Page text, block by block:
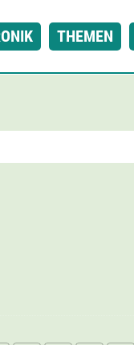
THEMEN